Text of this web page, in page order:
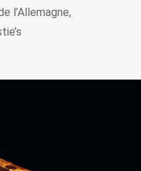
l’Allemagne,